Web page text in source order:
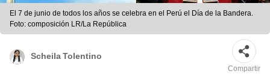
El 7 de junio de todos los años se celebra en el Perú el Día de la Bandera.
Foto: composición LR/La República
Scheila Tolentino
Compartir